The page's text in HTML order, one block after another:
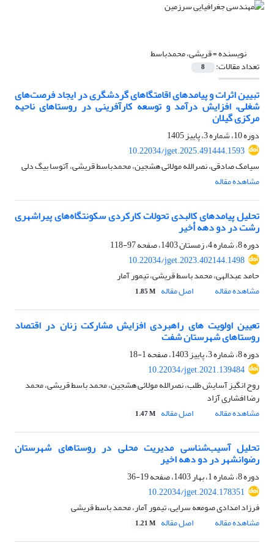
نویسنده =قریشی، محمدباسط
تعداد مقالات: 8
تبیین اثرات و پیامدهای اقامتگاهای گردشگری در ایجاد فرصت‌های
شغلی، افزایش درآمد و توسعه کارآفرینی در روستاهای ناحیه
مرکزی گیلان
دوره 10، شماره 3، پاییز 1405
10.22034/jget.2025.491444.1593
سیامک صادقی، نصرالله مولائی هشجین، محمدباسط قریشی، آتوسا بیگ دلی
مشاهده مقاله
تحلیل پیامدهای کالبدی تحولات کارکردی سکونتگاه‌های پیراشهری
رشت در دو دهه أخیر
دوره 8، شماره 4، زمستان 1403، صفحه
97-118
10.22034/jget.2023.402144.1498
حامد عبدالهی، محمد باسط قریشی، تیمور آمار
مشاهده مقاله
اصل مقاله 1.85 M
تعیین اولویت های راهبردی افزایش مشارکت زنان در اقتصاد
روستاهای شهرستان شفت
دوره 8، شماره 3، پاییز 1403، صفحه
1-18
10.22034/jget.2021.139484
روح انگیز آسایش طلب، نصرالله مولائی هشجین، محمد باسط قریشی، محمد
رضا افشاری آزاد
مشاهده مقاله
اصل مقاله 1.47 M
تحلیل آسیب‌شناسی مدیریت محلی در روستاهای شهرستان
رضوانشهر در دو دهه اخیر
دوره 8، شماره 1، بهار 1403، صفحه
19-36
10.22034/jget.2024.178351
فرزاد امدادی صومعه سرایی، تیمور آمار، محمد باسط قریشی
مشاهده مقاله
اصل مقاله 1.21 M